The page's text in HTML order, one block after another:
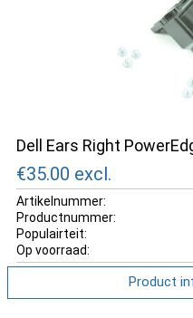
Dell Ears Right
€35.00 excl.
Artikelnummer:
Productnummer:
Populairteit:
Op voorraad:
Product